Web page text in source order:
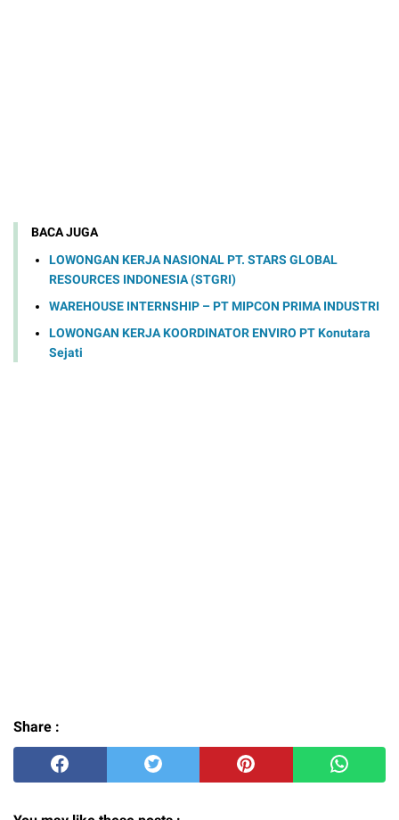
BACA JUGA
LOWONGAN KERJA NASIONAL PT. STARS GLOBAL
RESOURCES INDONESIA (STGRI)
WAREHOUSE INTERNSHIP – PT MIPCON PRIMA INDUSTRI
LOWONGAN KERJA KOORDINATOR ENVIRO PT Konutara
Sejati
Share :